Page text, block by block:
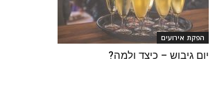
הפקת אירועים
יום גיבוש – כיצד ולמה?